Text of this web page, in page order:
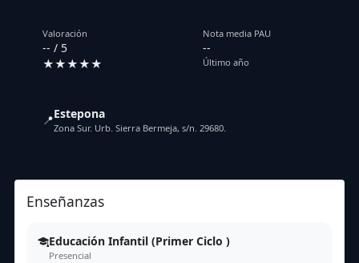
Valoración
-- / 5
★★★★★
Nota media PAU
--
Último año
📍Estepona
Zona Sur. Urb. Sierra Bermeja, s/n. 29680.
Enseñanzas
Educación Infantil (Primer Ciclo )
Presencial